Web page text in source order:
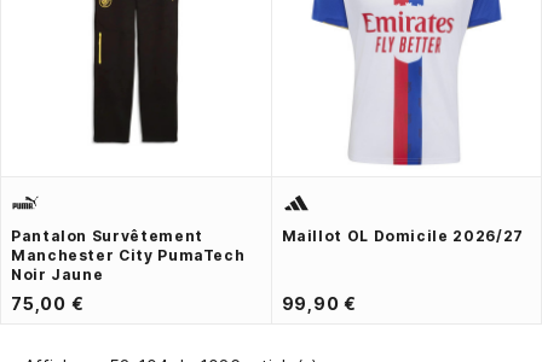
Pantalon Survêtement
Manchester City PumaTech
Noir Jaune
75,00 €
Maillot OL Domicile 2026/27
99,90 €